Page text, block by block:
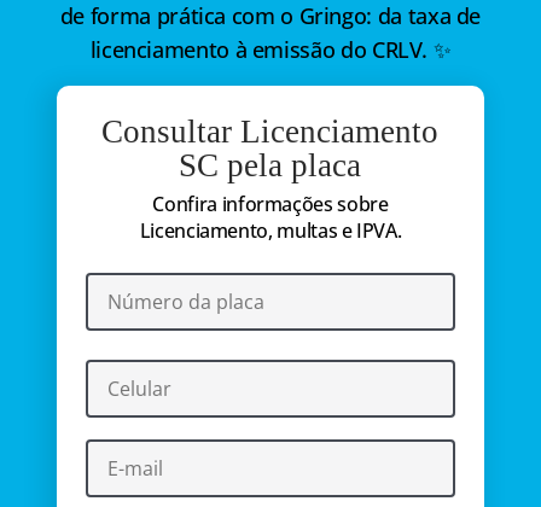
de forma prática com o Gringo: da taxa de
licenciamento à emissão do CRLV. ✨
Consultar Licenciamento
SC pela placa
Confira informações sobre
Licenciamento, multas e IPVA.